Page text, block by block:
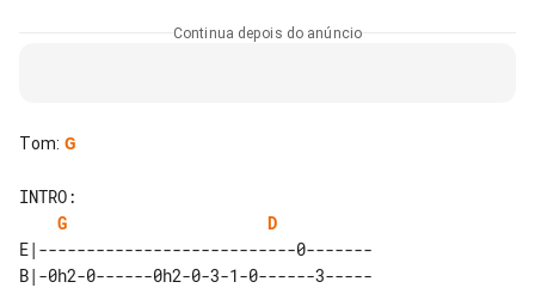
Continua depois do anúncio
Tom: G
INTRO:
G
D
E|---------------------------0-------
B|-0h2-0------0h2-0-3-1-0------3-----